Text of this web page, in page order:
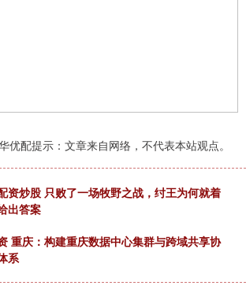
优配提示：文章来自网络，不代表本站观点。
资炒股 只败了一场牧野之战，纣王为何就着
出答案
重庆：构建重庆数据中心集群与跨域共享协
系